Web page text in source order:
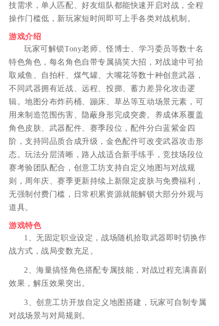
技需求，单人匹配、好友组队都能快速开启对战，全程
操作门槛低，新玩家短时间即可上手各类对战机制。
游戏介绍
玩家可解锁Tony老师、怪博士、学习委员等数十名
特色角色，每名角色自带专属搞笑大招，对战途中可拾
取咸鱼、自拍杆、煤气罐、大嘴花等数十种创意武器，
不同武器拥有近战、远程、投掷、蓄力差异化攻击逻
辑。地图分布炸药桶、蹦床、草丛等互动场景元素，可
用来制造范围伤害、隐蔽身形完成突袭。养成体系覆盖
角色皮肤、武器配件、赛季段位，配件分白蓝紫金四
阶，支持同品质合成升级，金色配件可改变武器攻击形
态。玩法分层清晰，路人战适合新手练手，竞技场段位
赛考验团队配合，创意工坊支持自定义地图与对战规
则，周年庆、赛季更新持续上新限定皮肤与免费福利，
无强制付费门槛，日常积累资源就能解锁大部分外观与
道具。
游戏特色
1、无固定职业设定，战场随机拾取武器即时切换作
战方式，战局变数充足。
2、海量搞怪角色搭配专属技能，对战过程充满喜剧
效果，解压效果突出。
3、创意工坊开放自定义地图搭建，玩家可自制专属
对战场景与对局规则。